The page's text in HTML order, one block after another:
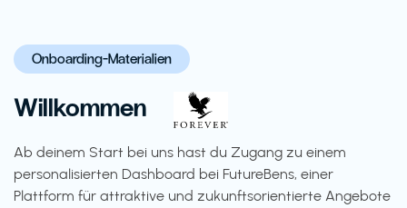
Onboarding-Materialien
Willkommen
Ab deinem Start bei uns hast du Zugang zu einem
personalisierten Dashboard bei FutureBens, einer
Plattform für attraktive und zukunftsorientierte Angebote